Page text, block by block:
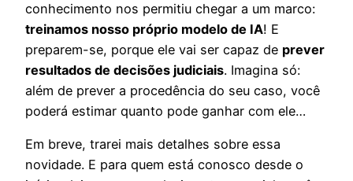
conhecimento nos permitiu chegar a um marco:
treinamos nosso próprio modelo de IA! E
preparem-se, porque ele vai ser capaz de prever
resultados de decisões judiciais. Imagina só:
além de prever a procedência do seu caso, você
poderá estimar quanto pode ganhar com ele…
Em breve, trarei mais detalhes sobre essa
novidade. E para quem está conosco desde o